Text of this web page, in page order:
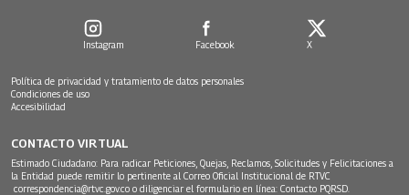
Instagram Facebook X
Política de privacidad y tratamiento de datos personales
Condiciones de uso
Accesibilidad
CONTACTO VIRTUAL
Estimado Ciudadano: Para radicar Peticiones, Quejas, Reclamos, Solicitudes y Felicitaciones a
la Entidad puede remitir lo pertinente al Correo Oficial Institucional de RTVC
correspondencia@rtvc.gov.co o diligenciar el formulario en línea: Contacto PQRSD.